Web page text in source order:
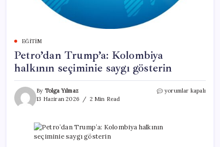
EĞITIM
Petro’dan Trump’a: Kolombiya
halkının seçiminie saygı gösterin
By Tolga Yılmaz
13 Haziran 2026
2 Min Read
Petro’dan
yorumlar kapalı